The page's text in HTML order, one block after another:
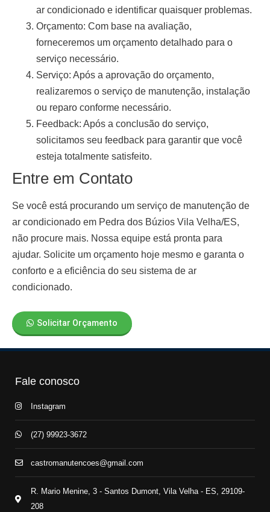
ar condicionado e identificar quaisquer problemas.
Orçamento: Com base na avaliação,
forneceremos um orçamento detalhado para o
serviço necessário.
Serviço: Após a aprovação do orçamento,
realizaremos o serviço de manutenção, instalação
ou reparo conforme necessário.
Feedback: Após a conclusão do serviço,
solicitamos seu feedback para garantir que você
esteja totalmente satisfeito.
Entre em Contato
Se você está procurando um serviço de manutenção de
ar condicionado em Pedra dos Búzios Vila Velha/ES,
não procure mais. Nossa equipe está pronta para
ajudar. Solicite um orçamento hoje mesmo e garanta o
conforto e a eficiência do seu sistema de ar
condicionado.
Solicitar Orçamento
Fale conosco
Instagram
(27) 99923-3672
castromanutencoes@gmail.com
R. Mario Menine, 3 - Santos Dumont, Vila Velha - ES, 29109-
208